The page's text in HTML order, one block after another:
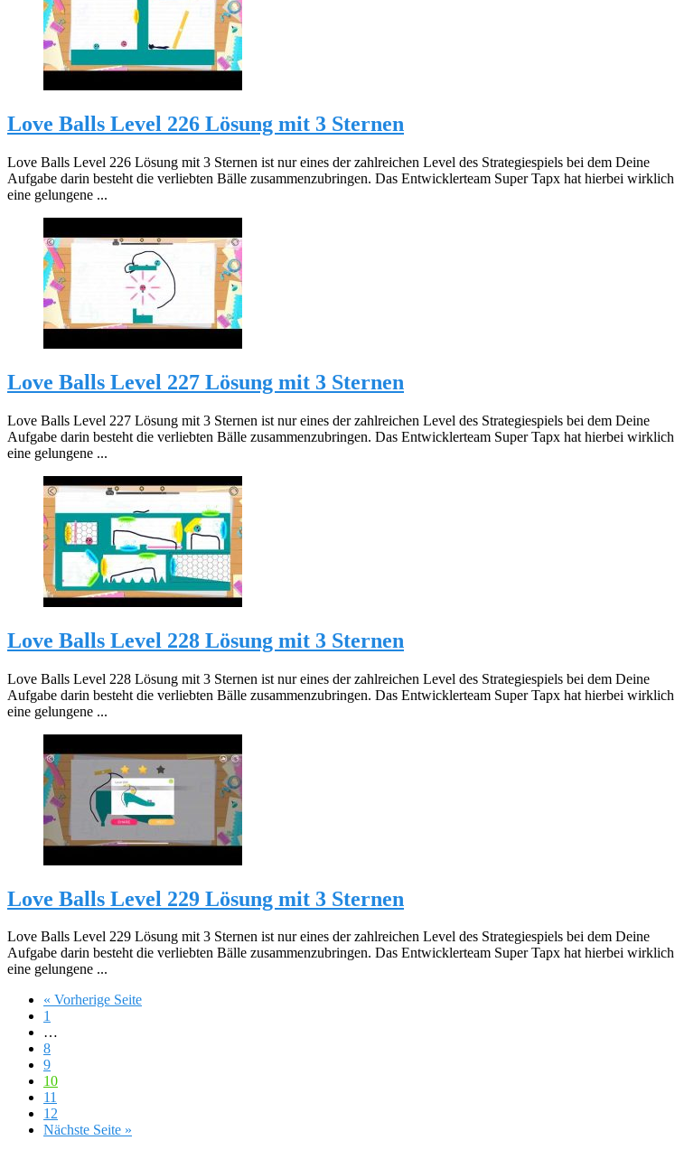
Love Balls Level 226 Lösung mit 3 Sternen
Love Balls Level 226 Lösung mit 3 Sternen ist nur eines der zahlreichen Level des Strategiespiels bei dem Deine
Aufgabe darin besteht die verliebten Bälle zusammenzubringen. Das Entwicklerteam Super Tapx hat hierbei wirklich
eine gelungene ...
Love Balls Level 227 Lösung mit 3 Sternen
Love Balls Level 227 Lösung mit 3 Sternen ist nur eines der zahlreichen Level des Strategiespiels bei dem Deine
Aufgabe darin besteht die verliebten Bälle zusammenzubringen. Das Entwicklerteam Super Tapx hat hierbei wirklich
eine gelungene ...
Love Balls Level 228 Lösung mit 3 Sternen
Love Balls Level 228 Lösung mit 3 Sternen ist nur eines der zahlreichen Level des Strategiespiels bei dem Deine
Aufgabe darin besteht die verliebten Bälle zusammenzubringen. Das Entwicklerteam Super Tapx hat hierbei wirklich
eine gelungene ...
Love Balls Level 229 Lösung mit 3 Sternen
Love Balls Level 229 Lösung mit 3 Sternen ist nur eines der zahlreichen Level des Strategiespiels bei dem Deine
Aufgabe darin besteht die verliebten Bälle zusammenzubringen. Das Entwicklerteam Super Tapx hat hierbei wirklich
eine gelungene ...
« Vorherige Seite
1
…
8
9
10
11
12
Nächste Seite »